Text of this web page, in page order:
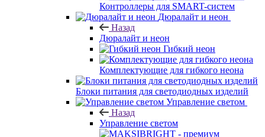
Контроллеры для SMART-систем
Дюралайт и неон
Назад
Дюралайт и неон
Гибкий неон
Комплектующие для гибкого неона
Блоки питания для светодиодных изделий
Управление светом
Назад
Управление светом